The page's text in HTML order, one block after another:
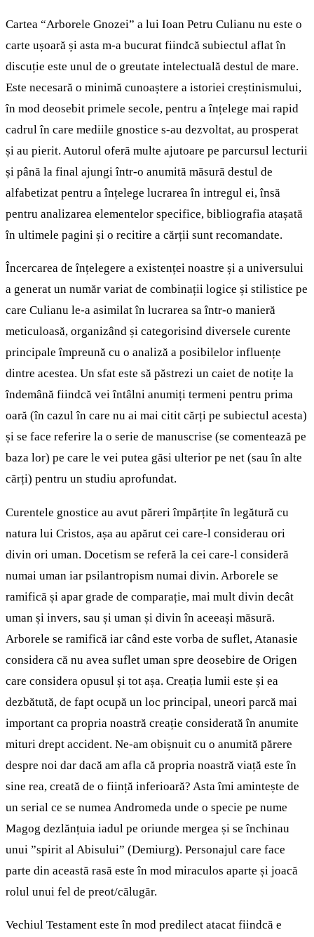
Cartea “Arborele Gnozei” a lui Ioan Petru Culianu nu este o
carte ușoară și asta m-a bucurat fiindcă subiectul aflat în
discuție este unul de o greutate intelectuală destul de mare.
Este necesară o minimă cunoaștere a istoriei creștinismului,
în mod deosebit primele secole, pentru a înțelege mai rapid
cadrul în care mediile gnostice s-au dezvoltat, au prosperat
și au pierit. Autorul oferă multe ajutoare pe parcursul lecturii
și până la final ajungi într-o anumită măsură destul de
alfabetizat pentru a înțelege lucrarea în intregul ei, însă
pentru analizarea elementelor specifice, bibliografia atașată
în ultimele pagini și o recitire a cărții sunt recomandate.
Încercarea de înțelegere a existenței noastre și a universului
a generat un număr variat de combinații logice și stilistice pe
care Culianu le-a asimilat în lucrarea sa într-o manieră
meticuloasă, organizând și categorisind diversele curente
principale împreună cu o analiză a posibilelor influențe
dintre acestea. Un sfat este să păstrezi un caiet de notițe la
îndemână fiindcă vei întâlni anumiți termeni pentru prima
oară (în cazul în care nu ai mai citit cărți pe subiectul acesta)
și se face referire la o serie de manuscrise (se comentează pe
baza lor) pe care le vei putea găsi ulterior pe net (sau în alte
cărți) pentru un studiu aprofundat.
Curentele gnostice au avut păreri împărțite în legătură cu
natura lui Cristos, așa au apărut cei care-l considerau ori
divin ori uman. Docetism se referă la cei care-l consideră
numai uman iar psilantropism numai divin. Arborele se
ramifică și apar grade de comparație, mai mult divin decât
uman și invers, sau și uman și divin în aceeași măsură.
Arborele se ramifică iar când este vorba de suflet, Atanasie
considera că nu avea suflet uman spre deosebire de Origen
care considera opusul și tot așa. Creația lumii este și ea
dezbătută, de fapt ocupă un loc principal, uneori parcă mai
important ca propria noastră creație considerată în anumite
mituri drept accident. Ne-am obișnuit cu o anumită părere
despre noi dar dacă am afla că propria noastră viață este în
sine rea, creată de o ființă inferioară? Asta îmi amintește de
un serial ce se numea Andromeda unde o specie pe nume
Magog dezlănțuia iadul pe oriunde mergea și se închinau
unui ”spirit al Abisului” (Demiurg). Personajul care face
parte din această rasă este în mod miraculos aparte și joacă
rolul unui fel de preot/călugăr.
Vechiul Testament este în mod predilect atacat fiindcă e